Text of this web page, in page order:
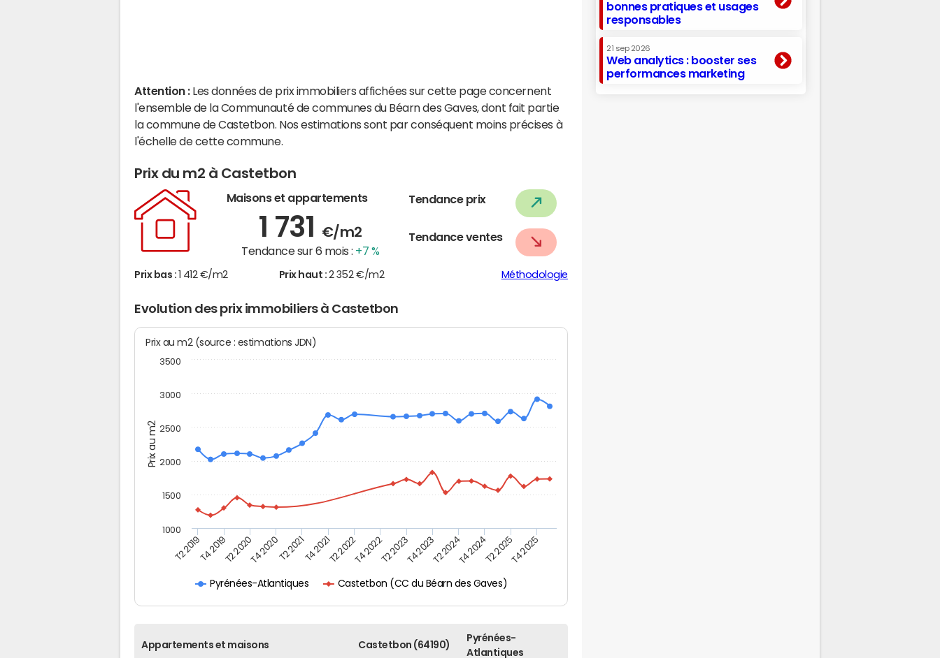
Attention : Les données de prix immobiliers affichées sur cette page concernent
l'ensemble de la Communauté de communes du Béarn des Gaves, dont fait partie
la commune de Castetbon. Nos estimations sont par conséquent moins précises à
l'échelle de cette commune.
Prix du m2 à Castetbon
Maisons et appartements
1 731 €/m2
Tendance sur 6 mois : +7 %
Tendance prix
Tendance ventes
Prix bas : 1 412 €/m2 Prix haut : 2 352 €/m2 Méthodologie
Evolution des prix immobiliers à Castetbon
Prix au m2
Prix au m2 (source : estimations JDN)
Pyrénées-Atlantiques Castetbon (CC du Béarn des Gaves)
T2 2019T4 2019T2 2020T4 2020T2 2021T4 2021T2 2022T4 2022T2 2023T4 2023T2 2024T4 2024T2 2025T4 2025
1000
1500
2000
2500
3000
3500
Appartements et maisons Castetbon (64190)
Pyrénées-
Atlantiques
bonnes pratiques et usages
responsables
21 sep 2026
Web analytics : booster ses
performances marketing